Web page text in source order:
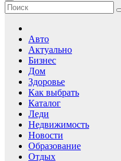
Авто
Актуально
Бизнес
Дом
Здоровье
Как выбрать
Каталог
Леди
Недвижимость
Новости
Образование
Отдых